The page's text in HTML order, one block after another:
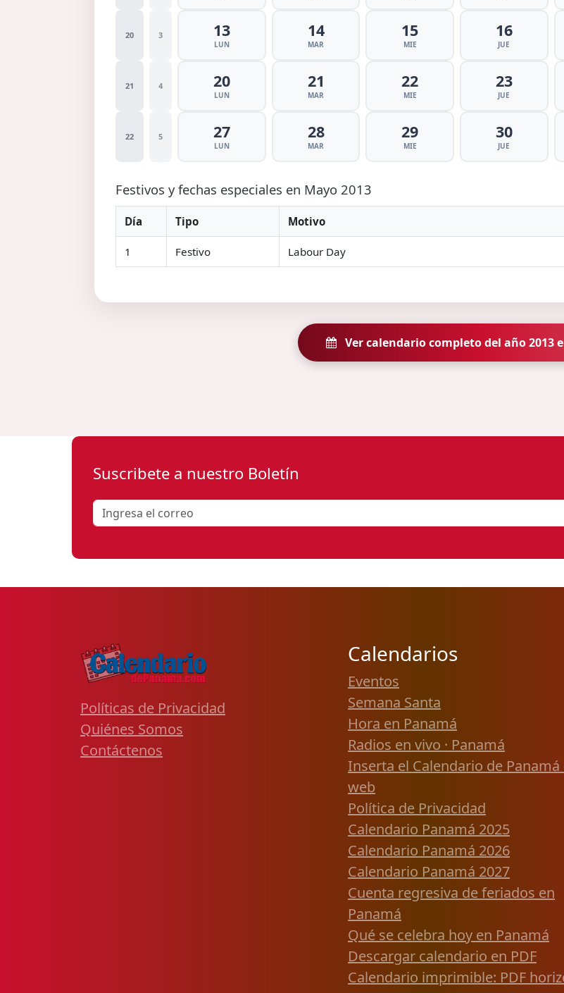
20 3 13
LUN
14
MAR
15
MIE
16
JUE
21 4 20
LUN
21
MAR
22
MIE
23
JUE
22 5 27
LUN
28
MAR
29
MIE
30
JUE
Festivos y fechas especiales en Mayo 2013
Día Tipo Motivo
1 Festivo Labour Day
Ver calendario completo del año 2013
Suscribete a nuestro Boletín
Políticas de Privacidad
Quiénes Somos
Contáctenos
Calendarios
Eventos
Semana Santa
Hora en Panamá
Radios en vivo · Panamá
Inserta el Calendario de Panamá
web
Política de Privacidad
Calendario Panamá 2025
Calendario Panamá 2026
Calendario Panamá 2027
Cuenta regresiva de feriados en
Panamá
Qué se celebra hoy en Panamá
Descargar calendario en PDF
Calendario imprimible: PDF